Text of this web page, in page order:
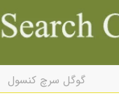
گوگل سرچ کنسول